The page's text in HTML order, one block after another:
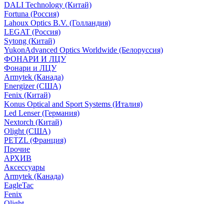
DALI Technology (Китай)
Fortuna (Россия)
Lahoux Optics B.V. (Голландия)
LEGAT (Россия)
Sytong (Китай)
YukonAdvanced Optics Worldwide (Белоруссия)
ФОНАРИ И ЛЦУ
Фонари и ЛЦУ
Armytek (Канада)
Energizer (США)
Fenix (Китай)
Konus Optical and Sport Systems (Италия)
Led Lenser (Германия)
Nextorch (Китай)
Olight (США)
PETZL (Франция)
Прочие
АРХИВ
Аксессуары
Armytek (Канада)
EagleTac
Fenix